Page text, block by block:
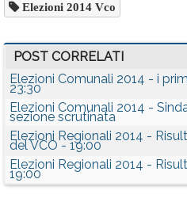
Elezioni 2014 Vco
POST CORRELATI
Elezioni Comunali 2014 - i
23:30
Elezioni Comunali 2014 -
sezione scrutinata
Elezioni Regionali 2014 -
del VCO - 19:00
Elezioni Regionali 2014 -
19:00